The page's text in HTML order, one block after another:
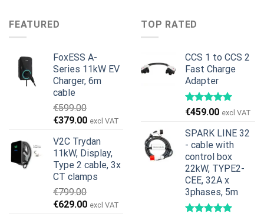
was:
€899.00.
FEATURED
FoxESS A-
Series 11kW EV
Charger, 6m
cable
€599.00
Original
was:
€599.00.
€379.00Current
is:
€379.00.
excl VAT
V2C Trydan
11kW, Display,
Type 2 cable, 3x
CT clamps
€799.00
Original
€629.00Current
excl VAT
TOP RATED
CCS 1 to CCS 2
Fast Charge
Adapter
€459.00 excl VAT
SPARK LINE 32
- cable with
control box
22kW, TYPE2-
CEE, 32A x
3phases, 5m